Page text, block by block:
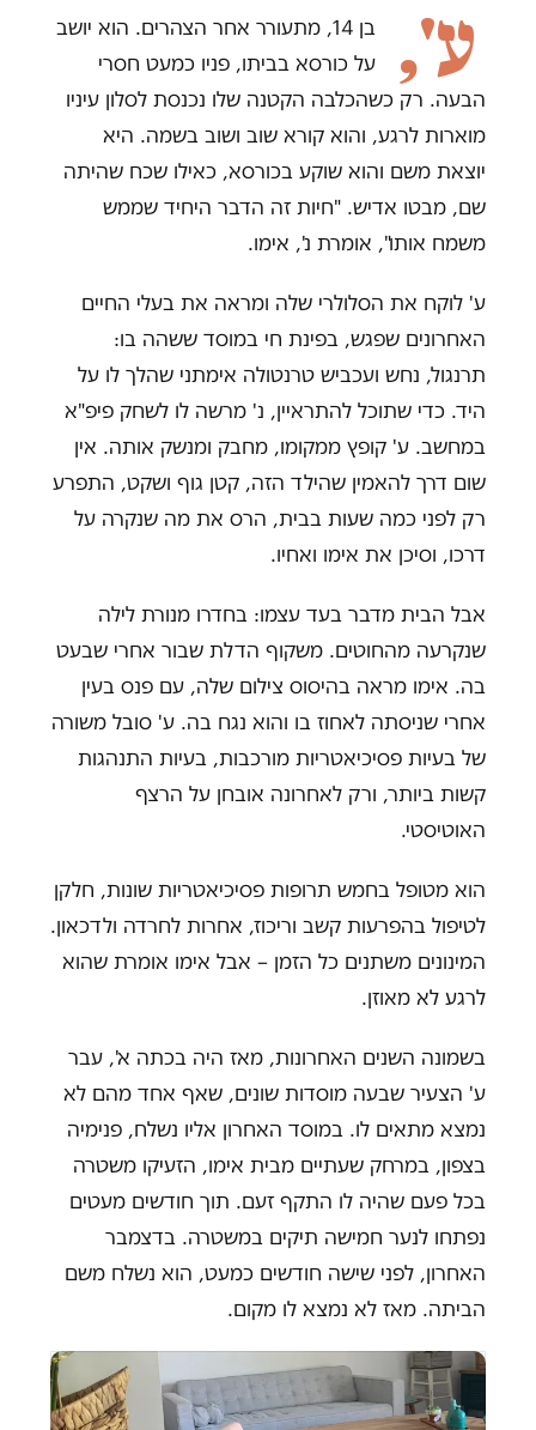
ע',
בן 14, מתעורר אחר הצהרים. הוא יושב
על כורסא בביתו, פניו כמעט חסרי
הבעה. רק כשהכלבה הקטנה שלו נכנסת לסלון עיניו
מוארות לרגע, והוא קורא שוב ושוב בשמה. היא
יוצאת משם והוא שוקע בכורסא, כאילו שכח שהיתה
שם, מבטו אדיש. "חיות זה הדבר היחיד שממש
משמח אותו", אומרת נ', אימו.
ע' לוקח את הסלולרי שלה ומראה את בעלי החיים
האחרונים שפגש, בפינת חי במוסד ששהה בו:
תרנגול, נחש ועכביש טרנטולה אימתני שהלך לו על
היד. כדי שתוכל להתראיין, נ' מרשה לו לשחק פיפ"א
במחשב. ע' קופץ ממקומו, מחבק ומנשק אותה. אין
שום דרך להאמין שהילד הזה, קטן גוף ושקט, התפרע
רק לפני כמה שעות בבית, הרס את מה שנקרה על
דרכו, וסיכן את אימו ואחיו.
אבל הבית מדבר בעד עצמו: בחדרו מנורת לילה
שנקרעה מהחוטים. משקוף הדלת שבור אחרי שבעט
בה. אימו מראה בהיסוס צילום שלה, עם פנס בעין
אחרי שניסתה לאחוז בו והוא נגח בה. ע' סובל משורה
של בעיות פסיכיאטריות מורכבות, בעיות התנהגות
קשות ביותר, ורק לאחרונה אובחן על הרצף
האוטיסטי.
הוא מטופל בחמש תרופות פסיכיאטריות שונות, חלקן
לטיפול בהפרעות קשב וריכוז, אחרות לחרדה ולדכאון.
המינונים משתנים כל הזמן – אבל אימו אומרת שהוא
לרגע לא מאוזן.
בשמונה השנים האחרונות, מאז היה בכתה א', עבר
ע' הצעיר שבעה מוסדות שונים, שאף אחד מהם לא
נמצא מתאים לו. במוסד האחרון אליו נשלח, פנימיה
בצפון, במרחק שעתיים מבית אימו, הזעיקו משטרה
בכל פעם שהיה לו התקף זעם. תוך חודשים מעטים
נפתחו לנער חמישה תיקים במשטרה. בדצמבר
האחרון, לפני שישה חודשים כמעט, הוא נשלח משם
הביתה. מאז לא נמצא לו מקום.